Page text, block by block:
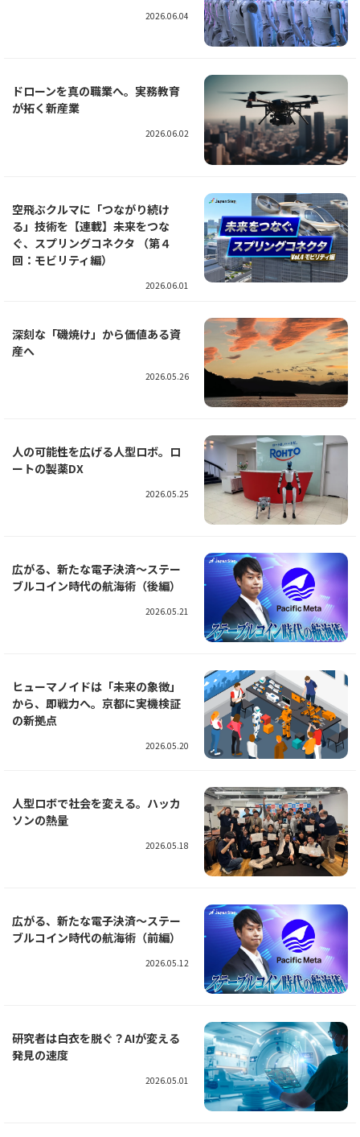
2026.06.04
ドローンを真の職業へ。実務教育
が拓く新産業
2026.06.02
空飛ぶクルマに「つながり続け
る」技術を【連載】未来をつな
ぐ、スプリングコネクタ （第４
回：モビリティ編）
2026.06.01
深刻な「磯焼け」から価値ある資
産へ
2026.05.26
人の可能性を広げる人型ロボ。ロ
ートの製薬DX
2026.05.25
広がる、新たな電子決済～ステー
ブルコイン時代の航海術（後編）
2026.05.21
ヒューマノイドは「未来の象徴」
から、即戦力へ。京都に実機検証
の新拠点
2026.05.20
人型ロボで社会を変える。ハッカ
ソンの熱量
2026.05.18
広がる、新たな電子決済～ステー
ブルコイン時代の航海術（前編）
2026.05.12
研究者は白衣を脱ぐ？AIが変える
発見の速度
2026.05.01